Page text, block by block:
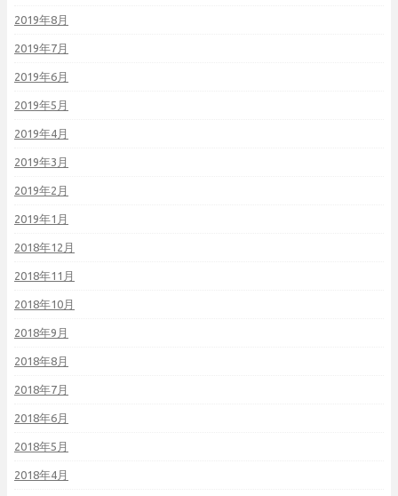
2019年8月
2019年7月
2019年6月
2019年5月
2019年4月
2019年3月
2019年2月
2019年1月
2018年12月
2018年11月
2018年10月
2018年9月
2018年8月
2018年7月
2018年6月
2018年5月
2018年4月